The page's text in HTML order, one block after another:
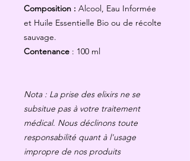
Composition : Alcool, Eau Informée
et Huile Essentielle Bio ou de récolte
sauvage.
Contenance : 100 ml
Nota : La prise des elixirs ne se
subsitue pas à votre traitement
médical. Nous déclinons toute
responsabilité quant à l'usage
impropre de nos produits